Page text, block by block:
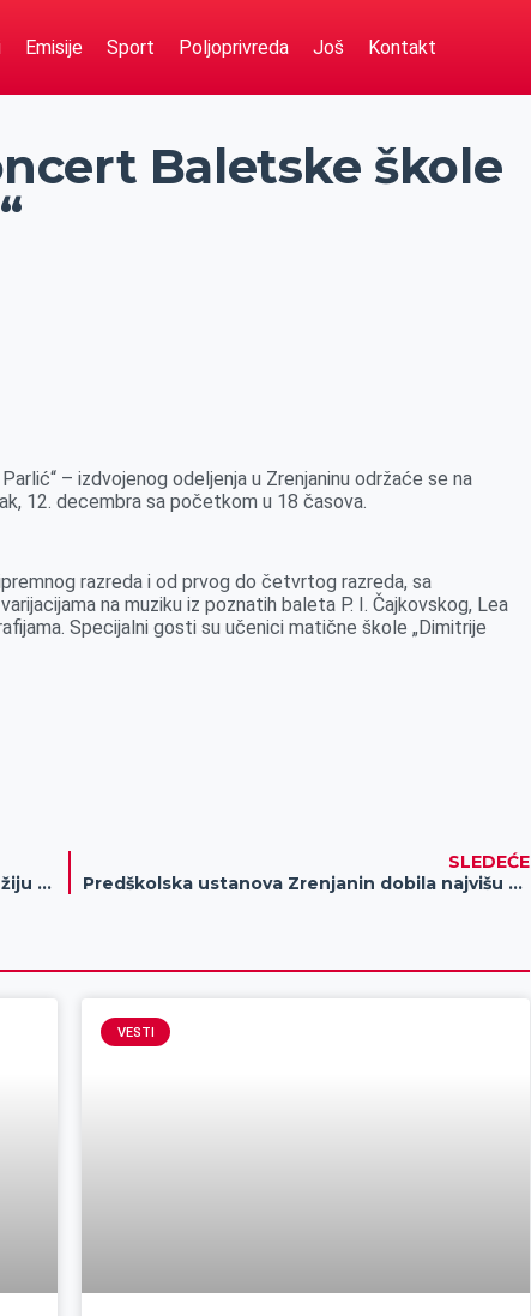
Emisije Sport Poljoprivreda Još Kontakt
Baletske škole
– izdvojenog odeljenja u Zrenjaninu održaće se na
12. decembra sa početkom u 18 časova.
razreda i od prvog do četvrtog razreda, sa
na muziku iz poznatih baleta P. I. Čajkovskog, Lea
Specijalni gosti su učenici matične škole „Dimitrije
Nagrade za najbolju predstavu i najbolju režiju za predstavu zrenjaninske Lutkarske scene „Miša Pupin Idvorski“
SLEDEĆE
Predškolska ustanova Zrenjanin dobila najvišu ocenu na spoljašnjem vrednovanju kvaliteta rada
VESTI